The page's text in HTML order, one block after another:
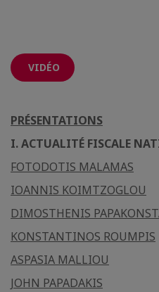
VIDÉO
PRÉSENTATIONS
I. ACTUALITÉ FISCALE
FOTODOTIS MALAMAS
IOANNIS KOIMTZOGLOU
DIMOSTHENIS
KONSTANTINOS ROUMPIS
ASPASIA MALLIOU
JOHN PAPADAKIS